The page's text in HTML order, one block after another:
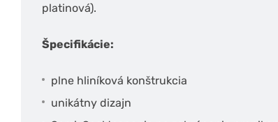
platinová).
Špecifikácie:
plne hliníková konštrukcia
unikátny dizajn